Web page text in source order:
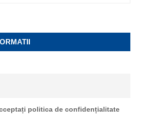
E
A
H
politica de confidențialitate